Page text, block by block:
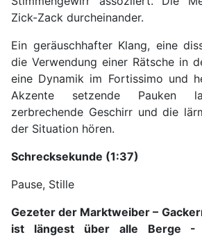
Zick-Zack durcheinander.
Ein geräuschhafter Klang, eine
die Verwendung einer Rätsche in
eine Dynamik im Fortissimo und
Akzente setzende Pauken
zerbrechende Geschirr und die
der Situation hören.
Schrecksekunde (1:37)
Pause, Stille
Gezeter der Marktweiber –
ist längest über alle Berge -